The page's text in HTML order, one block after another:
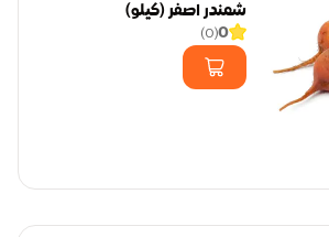
شمندر اصفر (كيلو)
0
(
0
)